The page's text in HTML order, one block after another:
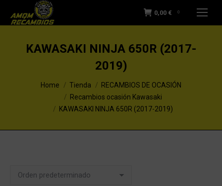
0,00 € 0
KAWASAKI NINJA 650R (2017-
2019)
You are here:Home Tienda
RECAMBIOS DE OCASIÓN
Recambios ocasión Kawasaki
KAWASAKI NINJA 650R (2017-2019)